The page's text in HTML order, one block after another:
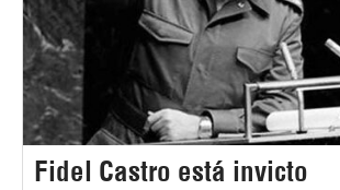
Fidel Castro está invicto